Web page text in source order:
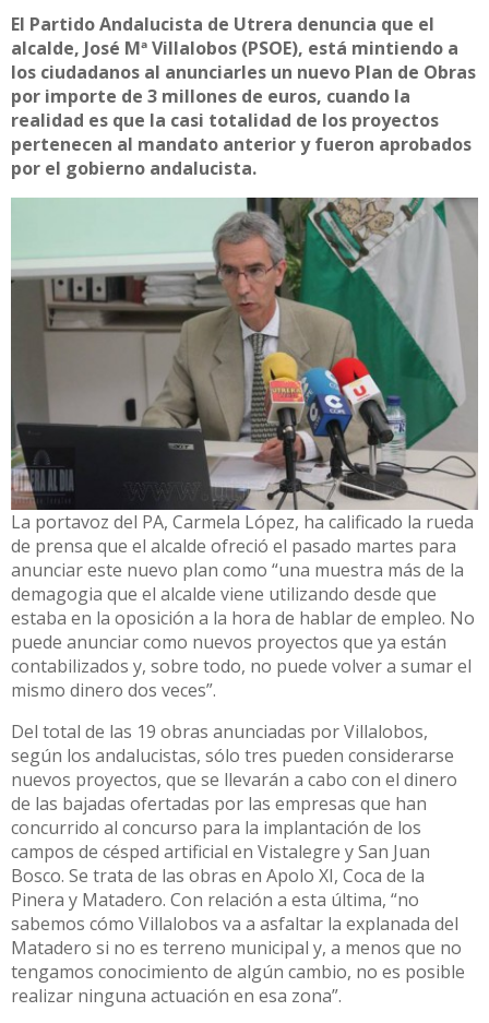
El Partido Andalucista de Utrera denuncia que el
alcalde, José Mª Villalobos (PSOE), está mintiendo a
los ciudadanos al anunciarles un nuevo Plan de Obras
por importe de 3 millones de euros, cuando la
realidad es que la casi totalidad de los proyectos
pertenecen al mandato anterior y fueron aprobados
por el gobierno andalucista.
La portavoz del PA, Carmela López, ha calificado la rueda
de prensa que el alcalde ofreció el pasado martes para
anunciar este nuevo plan como “una muestra más de la
demagogia que el alcalde viene utilizando desde que
estaba en la oposición a la hora de hablar de empleo. No
puede anunciar como nuevos proyectos que ya están
contabilizados y, sobre todo, no puede volver a sumar el
mismo dinero dos veces”.
Del total de las 19 obras anunciadas por Villalobos,
según los andalucistas, sólo tres pueden considerarse
nuevos proyectos, que se llevarán a cabo con el dinero
de las bajadas ofertadas por las empresas que han
concurrido al concurso para la implantación de los
campos de césped artificial en Vistalegre y San Juan
Bosco. Se trata de las obras en Apolo XI, Coca de la
Pinera y Matadero. Con relación a esta última, “no
sabemos cómo Villalobos va a asfaltar la explanada del
Matadero si no es terreno municipal y, a menos que no
tengamos conocimiento de algún cambio, no es posible
realizar ninguna actuación en esa zona”.